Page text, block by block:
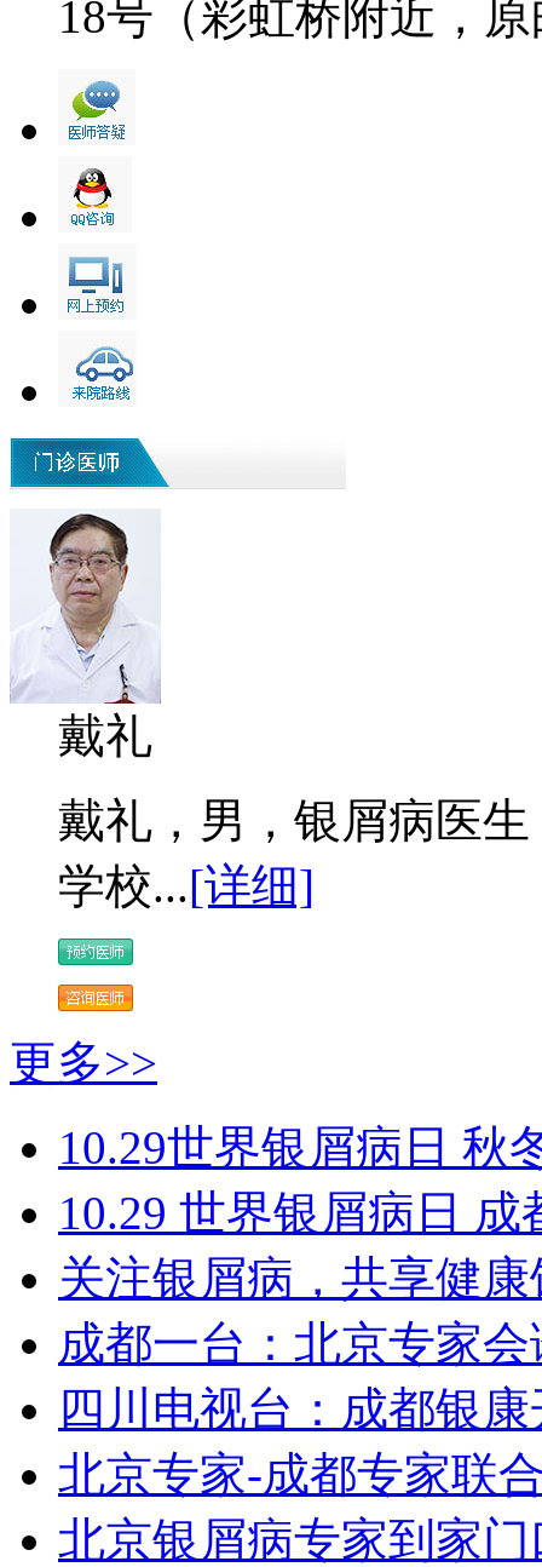
18号（彩虹桥附近，
戴礼
戴礼，男，银屑病医
学校...[详细]
更多>>
10.29世界银屑病日 秋
10.29 世界银屑病日
关注银屑病，共享健
成都一台：北京专家
四川电视台：成都银
北京专家-成都专家联
北京银屑病专家到家门